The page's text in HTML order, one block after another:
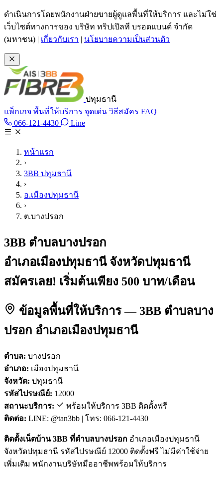
ข้ามไปเนื้อหาหลัก
ดำเนินการโดยพนักงานฝ่ายขายผู้ดูแลพื้นที่ให้บริการ และไม่ใช่
เว็บไซต์ทางการของ บริษัท ทริปเปิลที บรอดแบนด์ จำกัด
(มหาชน) | เกี่ยวกับเรา | นโยบายความเป็นส่วนตัว
ปทุมธานี
แพ็กเกจ พื้นที่ให้บริการ จุดเด่น วิธีสมัคร FAQ
066-121-4430 โทร 066-121-4430
LineLine @tan3bb
หน้าแรก
›
3BB ปทุมธานี
›
อ.เมืองปทุมธานี
›
ต.บางปรอก
3BB ตำบลบางปรอก
อำเภอเมืองปทุมธานี จังหวัดปทุมธานี
สมัครเลย! เริ่มต้นเพียง 500 บาท/เดือน
ข้อมูลพื้นที่ให้บริการ — 3BB ตำบลบาง
ปรอก อำเภอเมืองปทุมธานี
ตำบล: บางปรอก
อำเภอ: เมืองปทุมธานี
จังหวัด: ปทุมธานี
รหัสไปรษณีย์: 12000
สถานะบริการ:
พร้อมให้บริการ 3BB ติดตั้งฟรี
ติดต่อ: LINE: @tan3bb | โทร: 066-121-4430
ติดตั้งเน็ตบ้าน 3BB ที่ตำบลบางปรอก อำเภอเมืองปทุมธานี
จังหวัดปทุมธานี รหัสไปรษณีย์ 12000 ติดตั้งฟรี ไม่มีค่าใช้จ่าย
เพิ่มเติม พนักงานบริษัทมืออาชีพพร้อมให้บริการ